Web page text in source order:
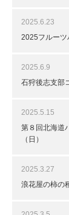
2025.6.23
2025フルーツ
2025.6.9
石狩後志支部
2025.5.15
第８回北海道
（日）
2025.3.27
浪花屋の柿の